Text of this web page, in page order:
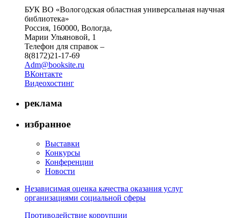
БУК ВО «Вологодская областная универсальная научная
библиотека»
Россия, 160000, Вологда,
Марии Ульяновой, 1
Телефон для справок –
8(8172)21-17-69
Adm@booksite.ru
ВКонтакте
Видеохостинг
реклама
избранное
Выставки
Конкурсы
Конференции
Новости
Независимая оценка качества оказания услуг
организациями социальной сферы
Противодействие коррупции